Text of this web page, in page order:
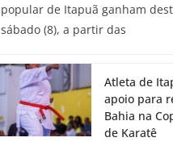
popular de Itapuã ganham
sábado (8), a partir das
Atleta de
apoio para
Bahia na
de Karatê